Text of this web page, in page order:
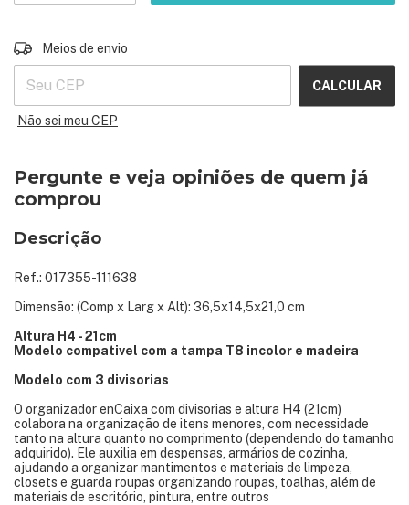
Entregas para o CEP:
Meios de envio
CALCULAR
Não sei meu CEP
Pergunte e veja opiniões de quem já
comprou
Descrição
Ref.: 017355-111638
Dimensão: (Comp x Larg x Alt): 36,5x14,5x21,0 cm
Altura H4 - 21cm
Modelo compativel com a tampa T8 incolor e madeira
Modelo com 3 divisorias
O organizador enCaixa com divisorias e altura H4 (21cm)
colabora na organização de itens menores, com necessidade
tanto na altura quanto no comprimento (dependendo do tamanho
adquirido). Ele auxilia em despensas, armários de cozinha,
ajudando a organizar mantimentos e materiais de limpeza,
closets e guarda roupas organizando roupas, toalhas, além de
materiais de escritório, pintura, entre outros